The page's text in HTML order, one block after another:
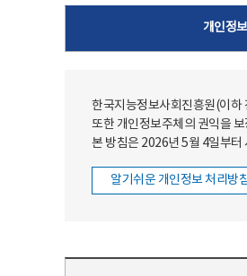
개인정
한국지능정보사회진흥원(이하
또한 개인정보주체의 권익을
본 방침은 2026년 5월 4일부터
알기쉬운 개인정보 처리방